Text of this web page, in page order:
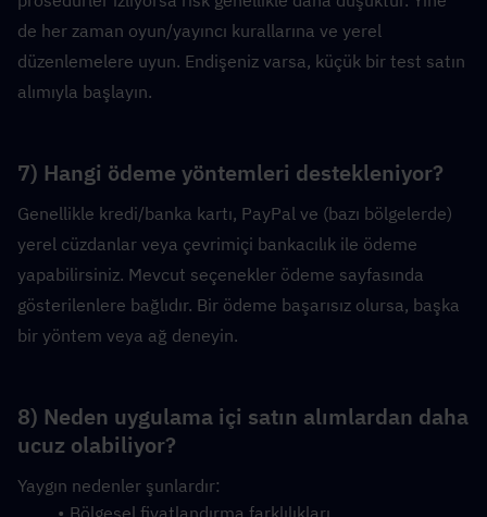
de her zaman oyun/yayıncı kurallarına ve yerel
düzenlemelere uyun. Endişeniz varsa, küçük bir test satın
alımıyla başlayın.
7) Hangi ödeme yöntemleri destekleniyor?
Genellikle kredi/banka kartı, PayPal ve (bazı bölgelerde)
yerel cüzdanlar veya çevrimiçi bankacılık ile ödeme
yapabilirsiniz. Mevcut seçenekler ödeme sayfasında
gösterilenlere bağlıdır. Bir ödeme başarısız olursa, başka
bir yöntem veya ağ deneyin.
8) Neden uygulama içi satın alımlardan daha
ucuz olabiliyor?
Yaygın nedenler şunlardır:
Bölgesel fiyatlandırma farklılıkları